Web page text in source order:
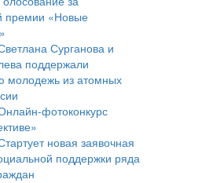
премии «Новые
Сурганова и
поддержали
молодежь из атомных
фотоконкурс
новая заявочная
поддержки ряда